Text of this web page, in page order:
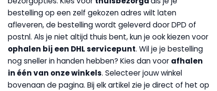
bestelling op een zelf gekozen adres wilt laten
afleveren, de bestelling wordt geleverd door DPD of
postnl. Als je niet altijd thuis bent, kun je ook kiezen voor
ophalen bij een DHL servicepunt. Wil je je bestelling
nog sneller in handen hebben? Kies dan voor afhalen
in één van onze winkels. Selecteer jouw winkel
bovenaan de pagina. Bij elk artikel zie je direct of het op